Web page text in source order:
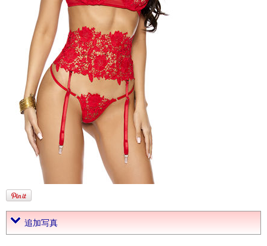
追加写真